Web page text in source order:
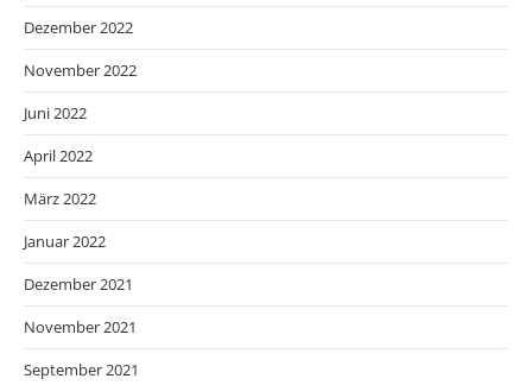
Dezember 2022
November 2022
Juni 2022
April 2022
März 2022
Januar 2022
Dezember 2021
November 2021
September 2021